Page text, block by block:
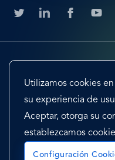
Utilizamos cookies
su experiencia de
Aceptar, otorga su
establezcamos
Configuración
Footer Terms &